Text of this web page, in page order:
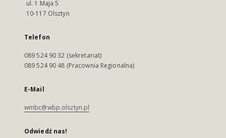
ul. 1 Maja 5
10-117 Olsztyn
Telefon
089 524 90 32 (sekretariat)
089 524 90 48 (Pracownia Regionalna)
E-Mail
wmbc@wbp.olsztyn.pl
Odwiedź nas!